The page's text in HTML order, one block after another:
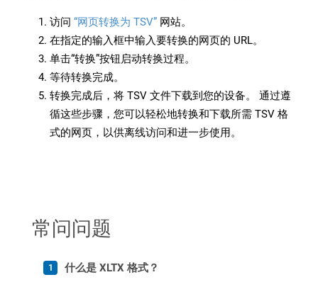
访问 “网页转换为 TSV” 网站。
在指定的输入框中输入要转换的网页的 URL。
单击“转换”按钮启动转换过程。
等待转换完成。
转换完成后，将 TSV 文件下载到您的设备。 通过遵
循这些步骤，您可以轻松地转换和下载所需 TSV 格
式的网页，以供离线访问和进一步使用。
常问问题
什么是 XLTX 格式？